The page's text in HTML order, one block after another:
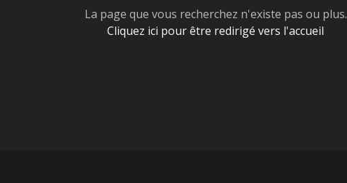
La page que vous recherchez n'existe pas ou plus.
Cliquez ici pour être redirigé vers l'accueil